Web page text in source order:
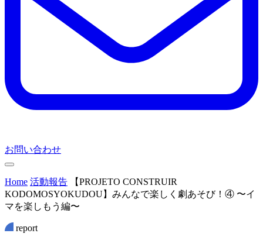
お問い合わせ
Home 活動報告
【PROJETO CONSTRUIR
KODOMOSYOKUDOU】みんなで楽しく劇あそび！④ 〜イ
マを楽しもう編〜
report